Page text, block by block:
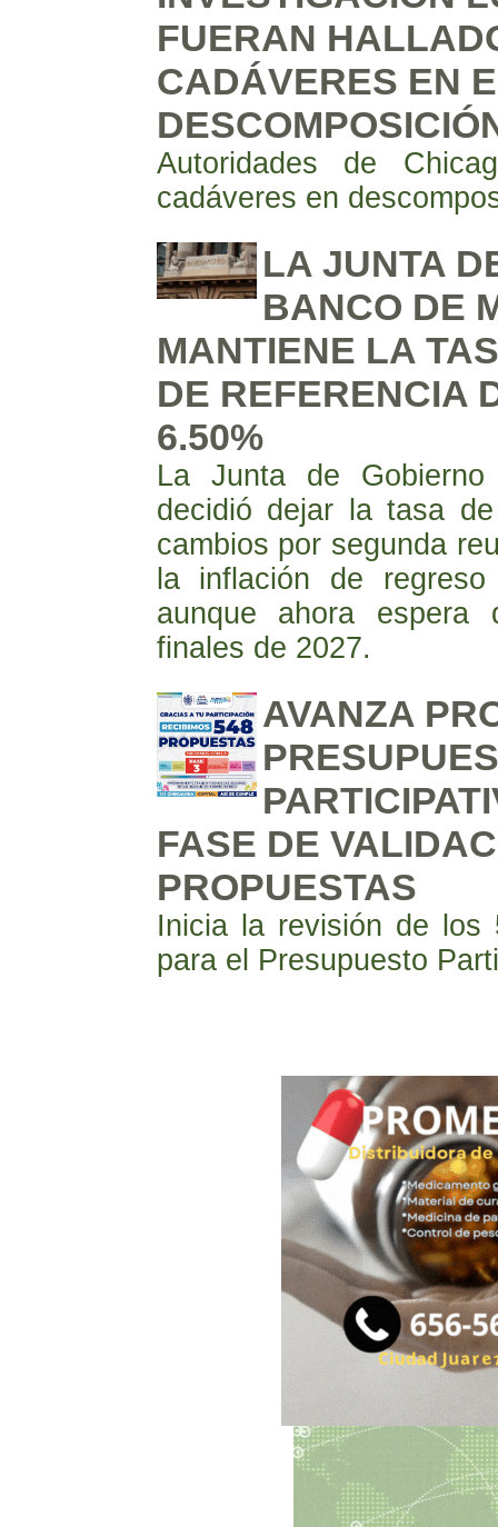
FUERAN
CADÁVERES EN
Autoridades de
cadáveres en
LA JUNTA
BANCO DE
MANTIENE LA
DE REFERENCIA
6.50%
La Junta de
decidió dejar la tasa
cambios por segunda
la inflación de
aunque ahora espera
finales de 2027.
AVANZA
FASE DE
PROPUESTAS
Inicia la revisión de los
para el Presupuesto